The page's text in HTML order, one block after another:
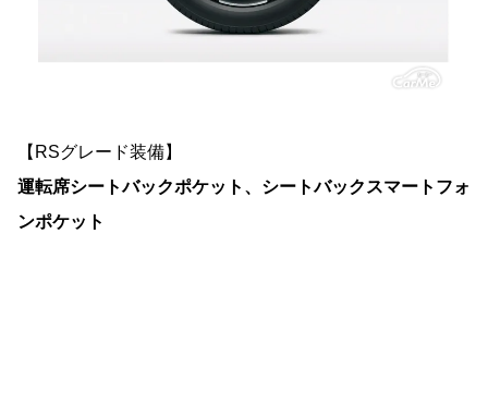
【RSグレード装備】
運転席シートバックポケット、シートバックスマートフォ
ンポケット